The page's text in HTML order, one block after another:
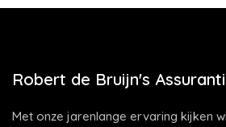
Robert de Bruijn's
Met onze jarenlange ervaring kijken